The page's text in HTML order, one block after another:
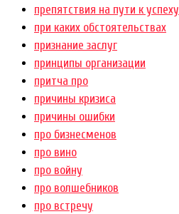
препятствия на пути к успеху
при каких обстоятельствах
признание заслуг
принципы организации
притча про
причины кризиса
причины ошибки
про бизнесменов
про вино
про войну
про волшебников
про встречу